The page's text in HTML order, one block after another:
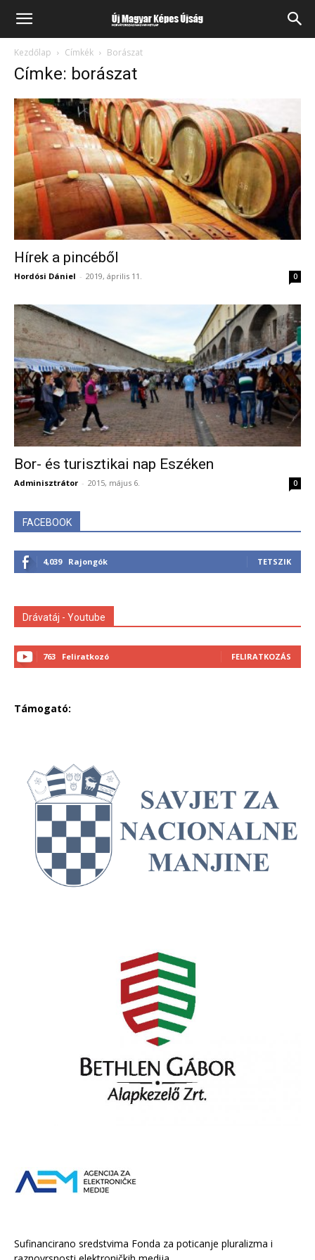
Kezdőlap Címkék Borászat
Címke: borászat
Hírek a pincéből
Hordósi Dániel - 2019, április 11. 0
Bor- és turisztikai nap Eszéken
Adminisztrátor - 2015, május 6. 0
FACEBOOK
4,039 Rajongók TETSZIK
Drávatáj - Youtube
763 Feliratkozó FELIRATKOZÁS
Támogató:
Sufinancirano sredstvima Fonda za poticanje pluralizma i